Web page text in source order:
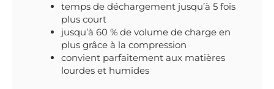
temps de déchargement jusqu’à 5 fois
plus court
jusqu’à 60 % de volume de charge en
plus grâce à la compression
convient parfaitement aux matières
lourdes et humides